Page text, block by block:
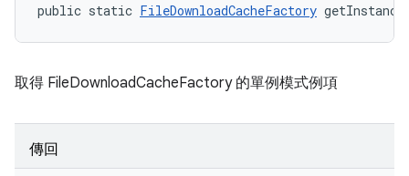
public static FileDownloadCacheFactory
取得 FileDownloadCacheFactory 的單例模式例項
傳回